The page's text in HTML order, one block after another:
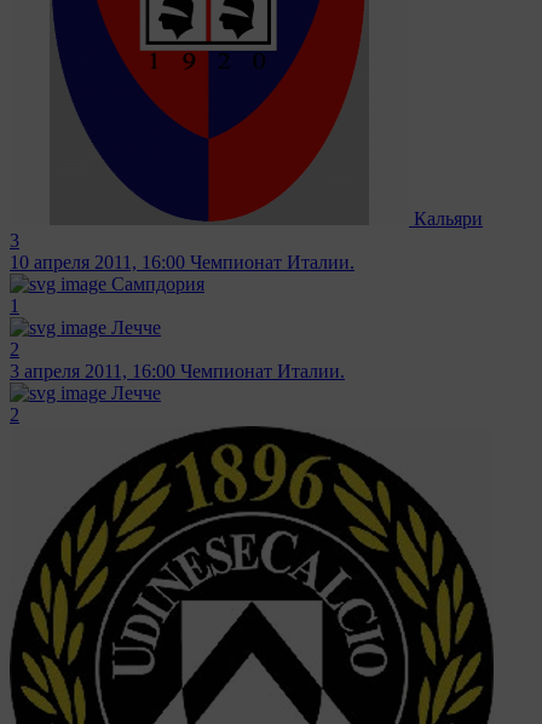
Кальяри
3
10 апреля 2011, 16:00 Чемпионат Италии.
Сампдория
1
Лечче
2
3 апреля 2011, 16:00 Чемпионат Италии.
Лечче
2